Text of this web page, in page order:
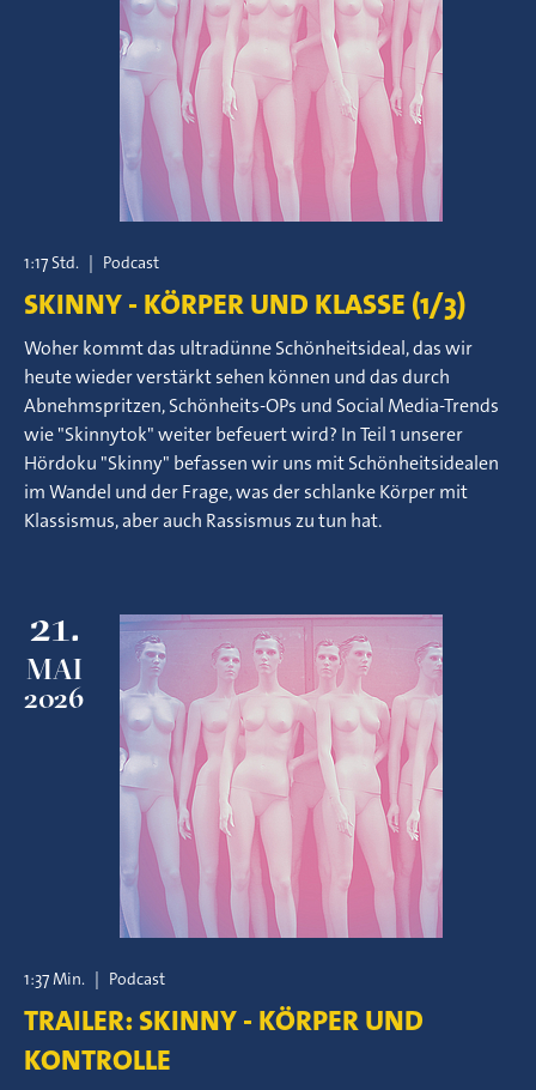
1:17 Std. | Podcast
SKINNY - KÖRPER UND KLASSE (1/3)
Woher kommt das ultradünne Schönheitsideal, das wir
heute wieder verstärkt sehen können und das durch
Abnehmspritzen, Schönheits-OPs und Social Media-Trends
wie "Skinnytok" weiter befeuert wird? In Teil 1 unserer
Hördoku "Skinny" befassen wir uns mit Schönheitsidealen
im Wandel und der Frage, was der schlanke Körper mit
Klassismus, aber auch Rassismus zu tun hat.
21.
MAI
2026
1:37 Min. | Podcast
TRAILER: SKINNY - KÖRPER UND
KONTROLLE